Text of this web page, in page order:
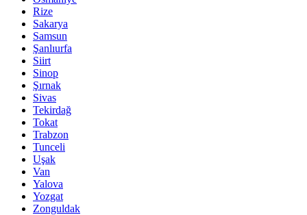
Rize
Sakarya
Samsun
Şanlıurfa
Siirt
Sinop
Şırnak
Sivas
Tekirdağ
Tokat
Trabzon
Tunceli
Uşak
Van
Yalova
Yozgat
Zonguldak